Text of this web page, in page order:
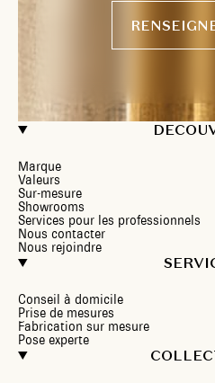
Marque
Valeurs
Sur-mesure
Showrooms
Services pour les professionnels
Nous contacter
Nous rejoindre
Conseil à domicile
Prise de mesures
Fabrication sur mesure
Pose experte